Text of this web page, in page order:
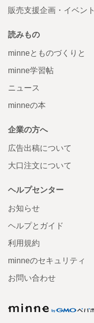
販売支援企画・イベント
読みもの
minneとものづくりと
minne学習帖
ニュース
minneの本
企業の方へ
広告出稿について
大口注文について
ヘルプセンター
お知らせ
ヘルプとガイド
利用規約
minneのセキュリティ
お問い合わせ